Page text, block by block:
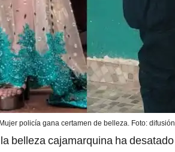
Mujer policía gana certamen de belleza. Foto: difusión
belleza cajamarquina ha desatado